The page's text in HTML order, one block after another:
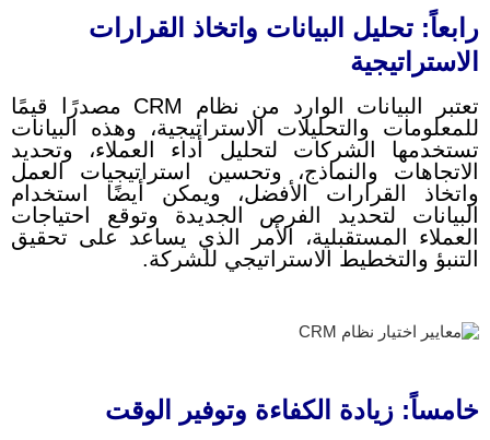
رابعاً: تحليل البيانات واتخاذ القرارات
الاستراتيجية
تعتبر البيانات الوارد من نظام CRM مصدرًا قيمًا
للمعلومات والتحليلات الاستراتيجية، وهذه البيانات
تستخدمها الشركات لتحليل أداء العملاء، وتحديد
الاتجاهات والنماذج، وتحسين استراتيجيات العمل
واتخاذ القرارات الأفضل، ويمكن أيضًا استخدام
البيانات لتحديد الفرص الجديدة وتوقع احتياجات
العملاء المستقبلية، الأمر الذي يساعد على تحقيق
التنبؤ والتخطيط الاستراتيجي للشركة.
خامساً: زيادة الكفاءة وتوفير الوقت